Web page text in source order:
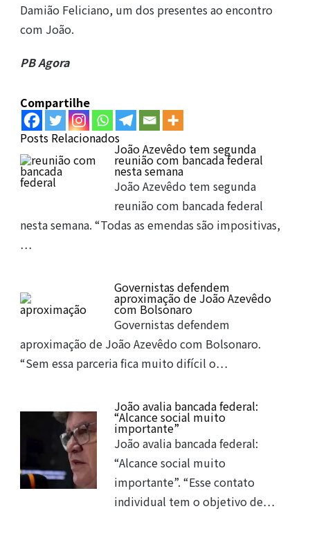
Damião Feliciano, um dos presentes ao encontro
com João.
PB Agora
Compartilhe
Posts Relacionados
João Azevêdo tem segunda
reunião com bancada federal
nesta semana
João Azevêdo tem segunda
reunião com bancada federal
nesta semana. “Todas as emendas são impositivas,
…
Governistas defendem
aproximação de João Azevêdo
com Bolsonaro
Governistas defendem
aproximação de João Azevêdo com Bolsonaro.
“Sem essa parceria fica muito difícil o…
João avalia bancada federal:
“Alcance social muito
importante”
João avalia bancada federal:
“Alcance social muito
importante”. “Esse contato
individual tem o objetivo de…